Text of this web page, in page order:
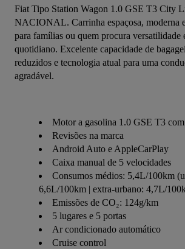
Fiat Tipo Station Wagon 1.0 GSE T3 City
NACIONAL. Carrinha espaçosa, moderna
para famílias ou quem procura versatilidade
quotidiano. Excelente capacidade de
reduzidos e tecnologia atual para uma
agradável.
Motor a gasolina 1.0 GSE T3
Revisões na marca
Android Auto e AppleCarPlay
Caixa manual de 5 velocidades
Consumos médios: 5,4L/100km
6,6L/100km | extra-urbano: 4,7L/
Emissões de CO₂: 124g/km
5 lugares e 5 portas
Ar condicionado automático
Cruise control